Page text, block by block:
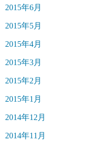
2015年6月
2015年5月
2015年4月
2015年3月
2015年2月
2015年1月
2014年12月
2014年11月